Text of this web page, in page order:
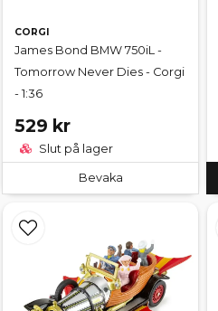
CORGI
James Bond BMW 750iL -
Tomorrow Never Dies - Corgi
- 1:36
529 kr
Slut på lager
Bevaka